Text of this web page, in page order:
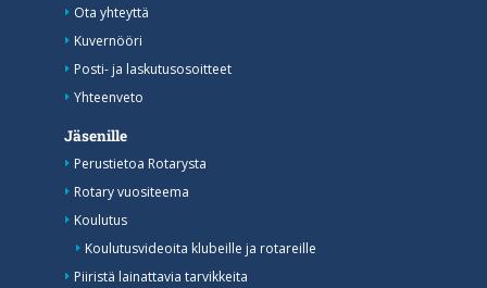
Ota yhteyttä
Kuvernööri
Posti- ja laskutusosoitteet
Yhteenveto
Jäsenille
Perustietoa Rotarysta
Rotary vuositeema
Koulutus
Koulutusvideoita klubeille ja rotareille
Piiristä lainattavia tarvikkeita